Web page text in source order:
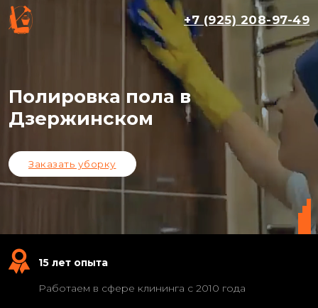
+7 (925) 208-97-49
Полировка пола в
Дзержинском
Заказать уборку
15 лет опыта
Работаем в сфере клининга с 2010 года